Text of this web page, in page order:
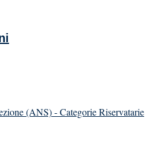
(ANS) - Categorie Riservatarie